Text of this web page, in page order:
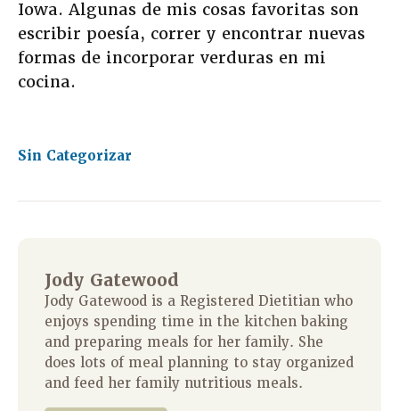
Iowa. Algunas de mis cosas favoritas son
escribir poesía, correr y encontrar nuevas
formas de incorporar verduras en mi
cocina.
Sin Categorizar
Jody Gatewood
Jody Gatewood is a Registered Dietitian who
enjoys spending time in the kitchen baking
and preparing meals for her family. She
does lots of meal planning to stay organized
and feed her family nutritious meals.